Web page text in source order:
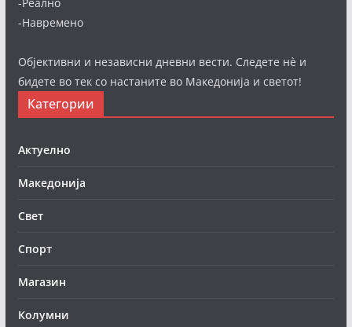
-Навремено
Објективни и независни дневни вести. Следете нè и
бидете во тек со настаните во Македонија и светот!
Категории
Актуелно
Македонија
Свет
Спорт
Магазин
Колумни